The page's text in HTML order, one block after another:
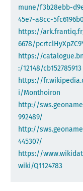
mune/f3b28ebb-
45e7-a8cc-
https://
6678/
https://
:/12148/cb152785913
https://
i/Monthoiron
http://
992489/
http://
445307/
https://
wiki/Q1124783